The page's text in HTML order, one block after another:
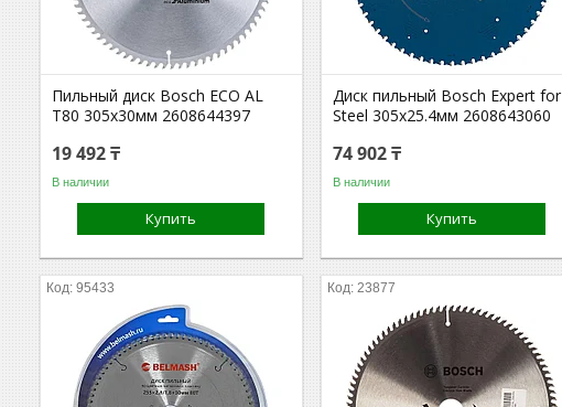
Пильный диск Bosch ECO AL
T80 305x30мм 2608644397
19 492 ₸
В наличии
Купить
Диск пильный Bosch Expert for
Steel 305х25.4мм 2608643060
74 902 ₸
В наличии
Купить
95433 23877